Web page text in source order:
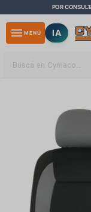
POR
menu MENÚ IA
close